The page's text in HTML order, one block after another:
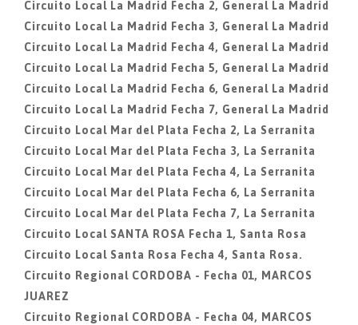
Circuito Local La Madrid Fecha 2, General La Madrid
Circuito Local La Madrid Fecha 3, General La Madrid
Circuito Local La Madrid Fecha 4, General La Madrid
Circuito Local La Madrid Fecha 5, General La Madrid
Circuito Local La Madrid Fecha 6, General La Madrid
Circuito Local La Madrid Fecha 7, General La Madrid
Circuito Local Mar del Plata Fecha 2, La Serranita
Circuito Local Mar del Plata Fecha 3, La Serranita
Circuito Local Mar del Plata Fecha 4, La Serranita
Circuito Local Mar del Plata Fecha 6, La Serranita
Circuito Local Mar del Plata Fecha 7, La Serranita
Circuito Local SANTA ROSA Fecha 1, Santa Rosa
Circuito Local Santa Rosa Fecha 4, Santa Rosa.
Circuito Regional CORDOBA - Fecha 01, MARCOS
JUAREZ
Circuito Regional CORDOBA - Fecha 04, MARCOS